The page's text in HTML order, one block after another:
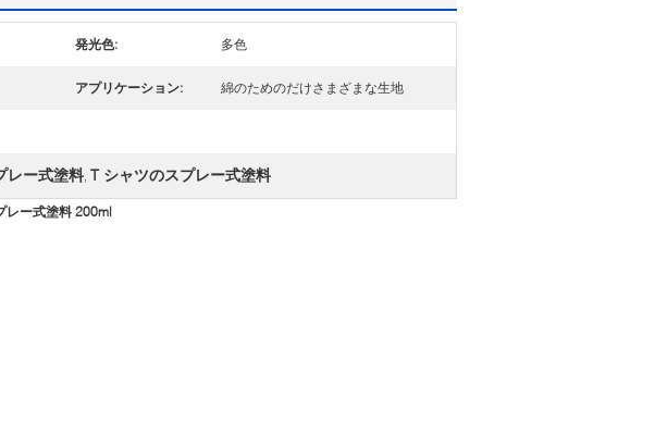
発光色: 多色
アプリケーション: 綿のためのだけさまざまな生地
レー式塗料, T シャツのスプレー式塗料
レー式塗料 200ml